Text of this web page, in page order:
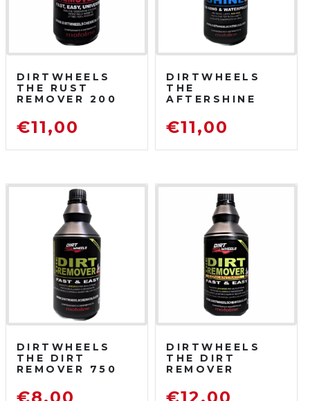
DIRTWHEELS
THE RUST
REMOVER 200
DISOSSIDANTE
RIMUOVI
€11,00
DIRTWHEELS
THE
AFTERSHINE
PROTETTIVO
LUCIDANTE
€11,00
DIRTWHEELS
THE DIRT
REMOVER 750
SGRASSATORE
€8,00
DIRTWHEELS
THE DIRT
REMOVER
750 ML
€12,00